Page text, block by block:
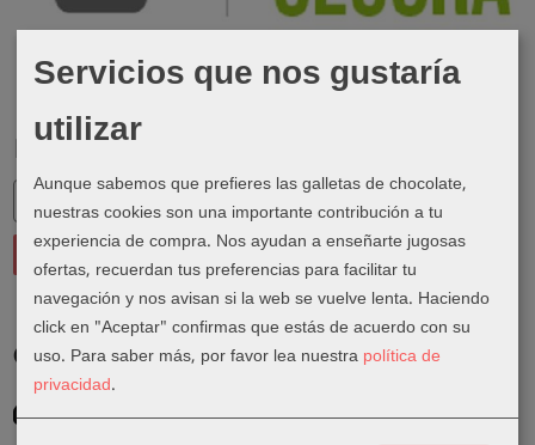
Marcas
Costes de Envío
GRATIS *
Consultar Destinos
Servicios que nos gustaría
utilizar
Aunque sabemos que prefieres las galletas de chocolate,
nuestras cookies son una importante contribución a tu
experiencia de compra. Nos ayudan a enseñarte jugosas
ofertas, recuerdan tus preferencias para facilitar tu
navegación y nos avisan si la web se vuelve lenta. Haciendo
click en "Aceptar" confirmas que estás de acuerdo con su
uso. Para saber más, por favor lea nuestra política de
privacidad.